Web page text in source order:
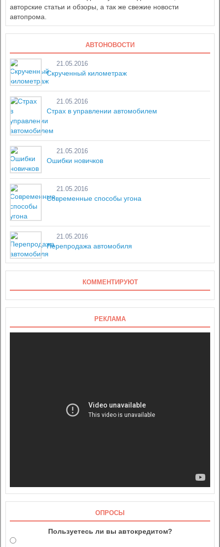
авторские статьи и обзоры, а так же свежие новости
автопрома.
АВТОНОВОСТИ
21.05.2016
Скрученный километраж
21.05.2016
Страх в управлении автомобилем
21.05.2016
Ошибки новичков
21.05.2016
Современные способы угона
21.05.2016
Перепродажа автомобиля
КОММЕНТИРУЮТ
РЕКЛАМА
ОПРОСЫ
Пользуетесь ли вы автокредитом?